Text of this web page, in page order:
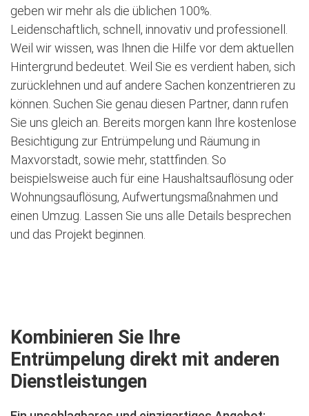
geben wir mehr als die üblichen 100%.
Leidenschaftlich, schnell, innovativ und professionell.
Weil wir wissen, was Ihnen die Hilfe vor dem aktuellen
Hintergrund bedeutet. Weil Sie es verdient haben, sich
zurücklehnen und auf andere Sachen konzentrieren zu
können. Suchen Sie genau diesen Partner, dann rufen
Sie uns gleich an. Bereits morgen kann Ihre kostenlose
Besichtigung zur Entrümpelung und Räumung in
Maxvorstadt, sowie mehr, stattfinden. So
beispielsweise auch für eine Haushaltsauflösung oder
Wohnungsauflösung, Aufwertungsmaßnahmen und
einen Umzug. Lassen Sie uns alle Details besprechen
und das Projekt beginnen.
Kombinieren Sie Ihre
Entrümpelung direkt mit anderen
Dienstleistungen